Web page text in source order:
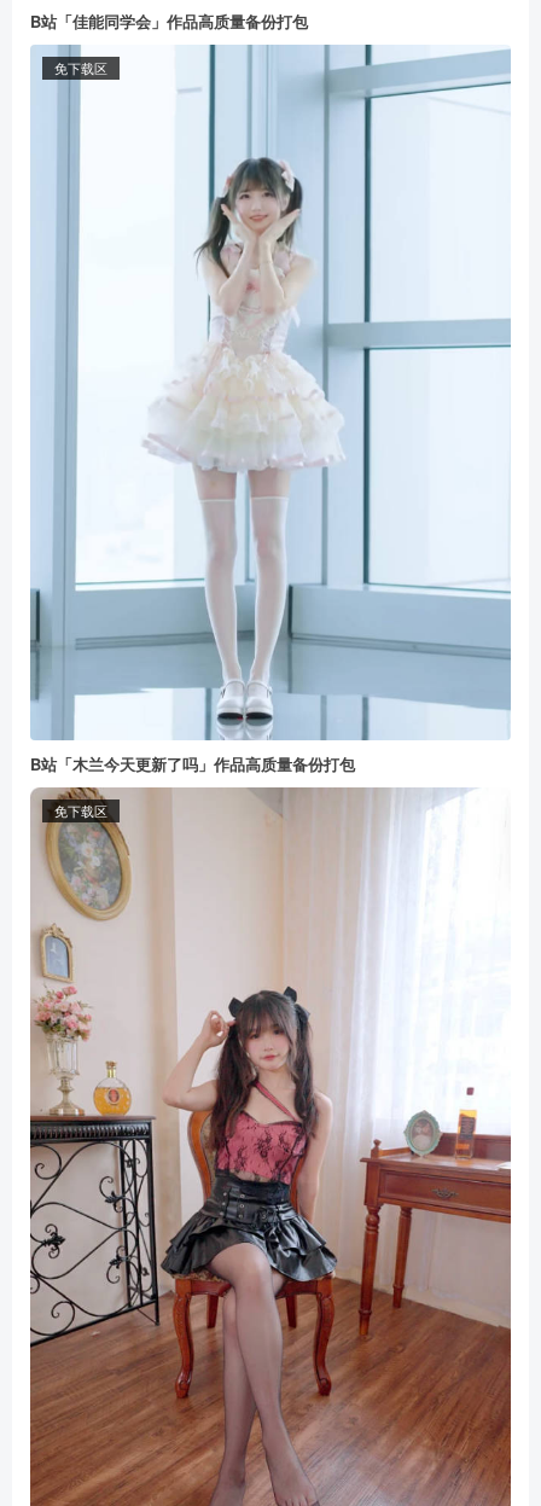
B站「佳能同学会」作品高质量备份打包
免下载区
B站「木兰今天更新了吗」作品高质量备份打包
免下载区